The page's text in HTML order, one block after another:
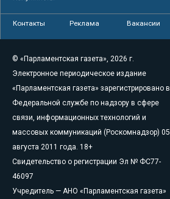
Контакты Реклама Вакансии
© «Парламентская газета», 2026 г.
Электронное периодическое издание
«Парламентская газета» зарегистрировано в
Федеральной службе по надзору в сфере
связи, информационных технологий и
массовых коммуникаций (Роскомнадзор) 05
августа 2011 года. 18+
Свидетельство о регистрации Эл № ФС77-
46097
Учредитель — АНО «Парламентская газета»